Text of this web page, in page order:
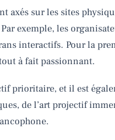
axés sur les sites
exemple, les
interactifs. Pour la
à fait passionnant.
prioritaire, et il est
de l’art projectif